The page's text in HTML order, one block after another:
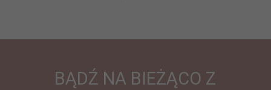
BĄDŹ NA BIEŻĄCO Z